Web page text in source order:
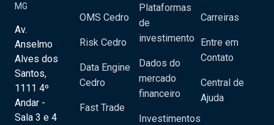
MG
Av.
Anselmo
Alves dos
Santos,
1111 4º
Andar -
Sala 3 e 4
OMS Cedro
Risk Cedro
Data Engine
Cedro
Fast Trade
Plataformas
de
investimento
Dados do
mercado
financeiro
Investimentos
Carreiras
Entre em
Contato
Central de
Ajuda